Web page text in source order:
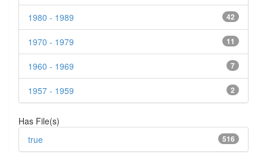
42
1980 - 1989
11
1970 - 1979
7
1960 - 1969
2
1957 - 1959
Has File(s)
516
true